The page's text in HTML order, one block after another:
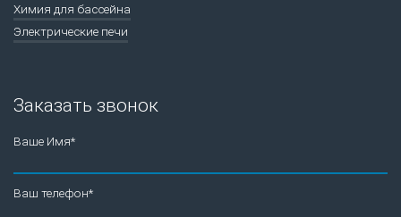
Химия для бассейна
Электрические печи
Заказать звонок
Ваше Имя*
Ваш телефон*